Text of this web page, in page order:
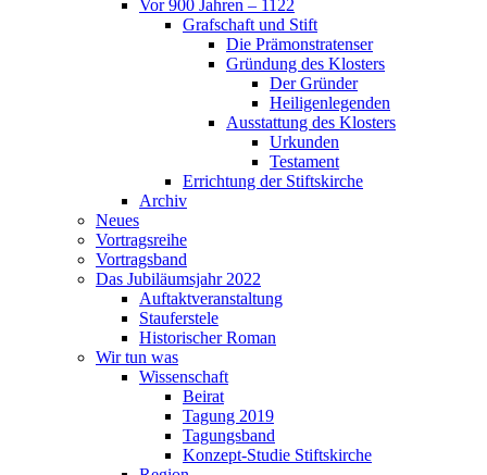
Vor 900 Jahren – 1122
Grafschaft und Stift
Die Prämonstratenser
Gründung des Klosters
Der Gründer
Heiligenlegenden
Ausstattung des Klosters
Urkunden
Testament
Errichtung der Stiftskirche
Archiv
Neues
Vortragsreihe
Vortragsband
Das Jubiläumsjahr 2022
Auftaktveranstaltung
Stauferstele
Historischer Roman
Wir tun was
Wissenschaft
Beirat
Tagung 2019
Tagungsband
Konzept-Studie Stiftskirche